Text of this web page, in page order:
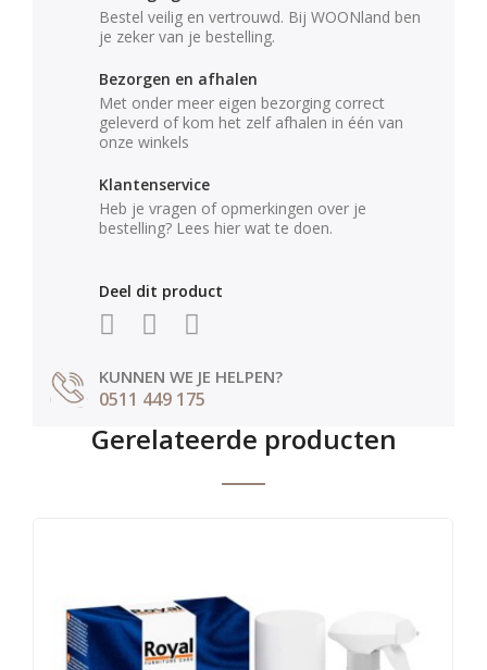
Bestel veilig en vertrouwd. Bij WOONland ben
je zeker van je bestelling.
Bezorgen en afhalen
Met onder meer eigen bezorging correct
geleverd of kom het zelf afhalen in één van
onze winkels
Klantenservice
Heb je vragen of opmerkingen over je
bestelling? Lees hier wat te doen.
Deel dit product
KUNNEN WE JE HELPEN?
0511 449 175
Gerelateerde producten